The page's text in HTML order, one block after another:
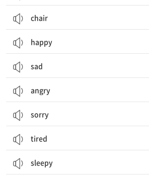
chair
happy
sad
angry
sorry
tired
sleepy